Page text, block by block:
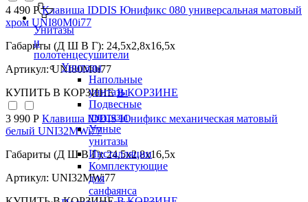
Унитазы
и
полотенцесушители
Унитазы
Напольные
унитазы
Подвесные
унитазы
Умные
унитазы
Инсталляции
Комплектующие
для
санфаянса
4 490 РКлавиша IDDIS Юнификс 080 универсальная матовый
хром UNI80M0i77
Габариты (Д Ш В Г): 24,5x2,8x16,5x
Артикул: UNI80M0i77
КУПИТЬ В КОРЗИНЕ В КОРЗИНЕ
3 990 Р Клавиша IDDIS Юнификс механическая матовый
белый UNI32MWi77
Габариты (Д Ш В Г): 24,5x2,8x16,5x
Артикул: UNI32MWi77